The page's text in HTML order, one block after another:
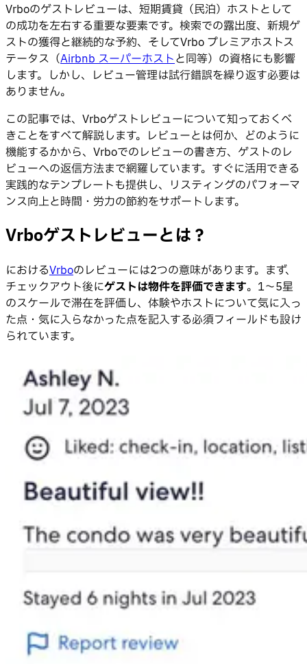
Vrboのゲストレビューは、短期賃貸（民泊）ホストとして
の成功を左右する重要な要素です。検索での露出度、新規ゲ
ストの獲得と継続的な予約、そしてVrbo プレミアホストス
テータス（Airbnb スーパーホストと同等）の資格にも影響
します。しかし、レビュー管理は試行錯誤を繰り返す必要は
ありません。
この記事では、Vrboゲストレビューについて知っておくべ
きことをすべて解説します。レビューとは何か、どのように
機能するかから、Vrboでのレビューの書き方、ゲストのレ
ビューへの返信方法まで網羅しています。すぐに活用できる
実践的なテンプレートも提供し、リスティングのパフォーマ
ンス向上と時間・労力の節約をサポートします。
Vrboゲストレビューとは？
におけるVrboのレビューには2つの意味があります。まず、
チェックアウト後にゲストは物件を評価できます。1〜5星
のスケールで滞在を評価し、体験やホストについて気に入っ
た点・気に入らなかった点を記入する必須フィールドも設け
られています。